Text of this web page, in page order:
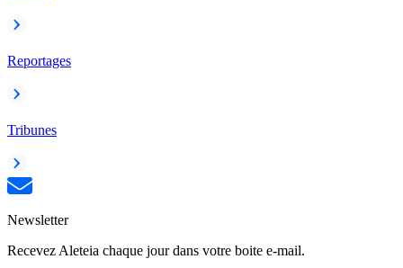
Reportages
Tribunes
Newsletter
Recevez Aleteia chaque jour dans votre boite e-mail.